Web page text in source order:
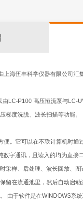
上海伍丰科学仪器有限公司
由LC-P100 高压恒流泵与LC-
梯度洗脱、波长扫描等功能。
便。它可以在不联计算机时通
数字通讯，且读入的均为直接
采样、后处理、波长回放、
留在流通池里，然后自动启
由于软件是在WINDOWS系